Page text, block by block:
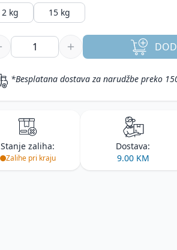
2 kg
15 kg
*Besplatana dostava za narudžbe preko
Stanje zaliha:
Zalihe pri kraju
Dostava:
9.00 KM